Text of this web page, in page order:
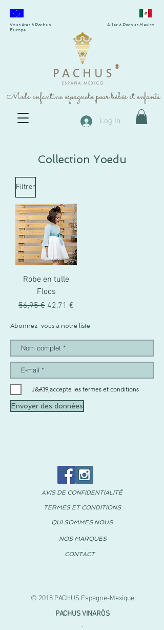
®
Mode enfantine espagnole pour bébés et enfants
Vous êtes à Pachus
Europe
Aller à Pachus Mexico
Log In
Collection Yoedu
Filtrer
Robe en tulle
Flocs
Prix original
56,95 € Prix promotionnel
42,71 €
Abonnez-vous à notre liste
J&#39;accepte les termes et conditions
Envoyer des données
© 2018 PACHUS Espagne-Mexique
AVIS DE CONFIDENTIALITÉ
TERMES ET CONDITIONS
QUI SOMMES NOUS
NOS MARQUES
CONTACT
PACHUS VINARÒS
.